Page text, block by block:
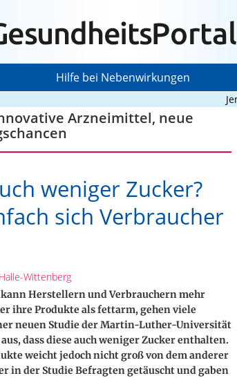
Hilfe bei Nebenwirkungen
Arzneimittel, neue
weniger Zucker?
sich Verbraucher
Wittenberg
Herstellern und Verbrauchern mehr
ihre Produkte als fettarm, gehen viele
neuen Studie der Martin-Luther-Universität
dass diese auch weniger Zucker enthalten.
weicht jedoch nicht groß von dem anderer
in der Studie Befragten getäuscht und gaben